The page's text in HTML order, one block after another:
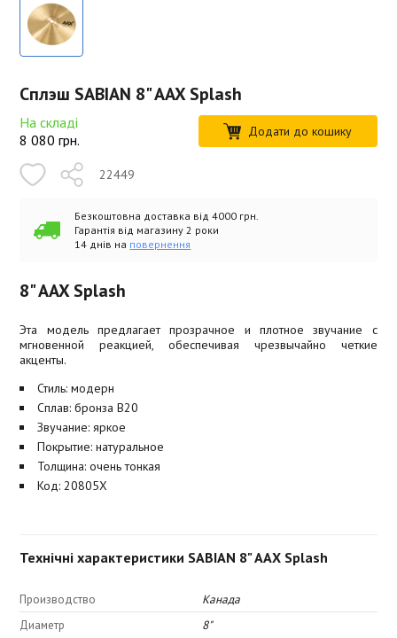
Сплэш SABIAN 8" AAX Splash
На складі
8 080 грн. Додати до кошику
22449
Безкоштовна доставка від 4000 грн.
Гарантія від магазину 2 роки
14 днів на повернення
8" AAX Splash
Эта модель предлагает прозрачное и плотное звучание с
мгновенной реакцией, обеспечивая чрезвычайно четкие
акценты.
Стиль: модерн
Сплав: бронза B20
Звучание: яркое
Покрытие: натуральное
Толщина: очень тонкая
Код: 20805X
Технічні характеристики SABIAN 8" AAX Splash
Производство
Канада
Диаметр
8"